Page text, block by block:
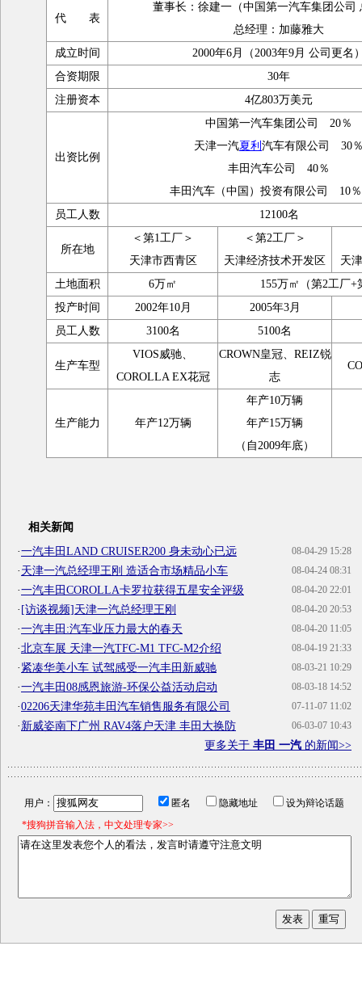
代 表
董事长：徐建一（中国第一汽车集团公司
总经理：加藤雅大
成立时间
2000年6月（2003年9月 公司更名
合资期限
30年
注册资本
4亿803万美元
出资比例
中国第一汽车集团公司 20％
天津一汽夏利 汽车有限公司 30
丰田汽车公司 40％
丰田汽车（中国）投资有限公司
员工人数
12100名
所在地
＜第1工厂＞
天津市西青区
＜第2工厂＞
天津经济技术开发区
天
土地面积
6万㎡
155万㎡（第2工厂+
投产时间
2002年10月
2005年3月
员工人数
3100名 5100名
生产车型
VIOS威驰、
COROLLA EX花冠
CROWN皇冠、REIZ锐
志
生产能力 年产12万辆
年产10万辆
年产15万辆
（自2009年底）
相关新闻
08-04-29 15:28
·一汽丰田LAND CRUISER200 身未动心已远
08-04-24 08:31
·天津一汽总经理王刚 造适合市场精品小车
08-04-20 22:01
·一汽丰田COROLLA卡罗拉获得五星安全评级
08-04-20 20:53
·[访谈视频]天津一汽总经理王刚
08-04-20 11:05
·一汽丰田:汽车业压力最大的春天
08-04-19 21:33
·北京车展 天津一汽TFC-M1 TFC-M2介绍
08-03-21 10:29
·紧凑华美小车 试驾感受一汽丰田新威驰
08-03-18 14:52
·一汽丰田08感恩旅游-环保公益活动启动
07-11-07 11:02
·02206天津华苑丰田汽车销售服务有限公司
06-03-07 10:43
·新威姿南下广州 RAV4落户天津 丰田大换防
更多关于 丰田 一汽 的新闻>>
用户： 匿名 隐藏地址
设为辩论话题
*搜狗拼音输入法，中文处理专家>>